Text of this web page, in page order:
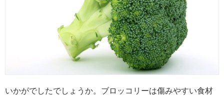
いかがでしたでしょうか。ブロッコリーは傷みやすい食材